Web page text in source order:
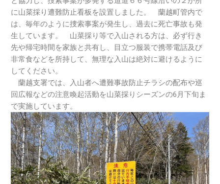
に山菜採り遭難防止看板を設置しました。 蘭越町管内で
は、毎年のように捜索事案が発生し、過去に死亡事故も発
生しています。 山菜採り等で入山される方は、必ず行き
先や帰宅時間を家族と共有し、目立つ服装で携帯電話及び
非常食などを所持して、無理な入山は絶対に避けるように
してください。
蘭越支署では、入山者へ遭難事故防止チラシの配布や巡
回広報などの注意喚起活動を山菜採りシーズンの6月下旬ま
で実施しています。